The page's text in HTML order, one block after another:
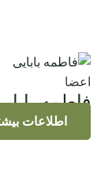
اعضا
فاطمه
اطلاعات